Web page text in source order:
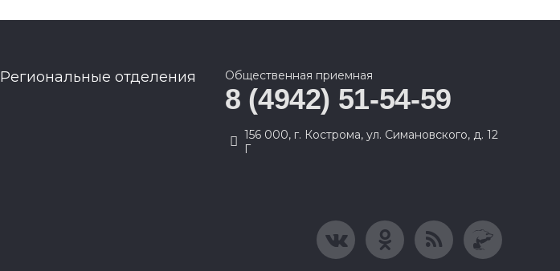
Региональные отделения Общественная приемная
8 (4942) 51-54-59
156 000, г. Кострома, ул. Симановского, д. 12
Г